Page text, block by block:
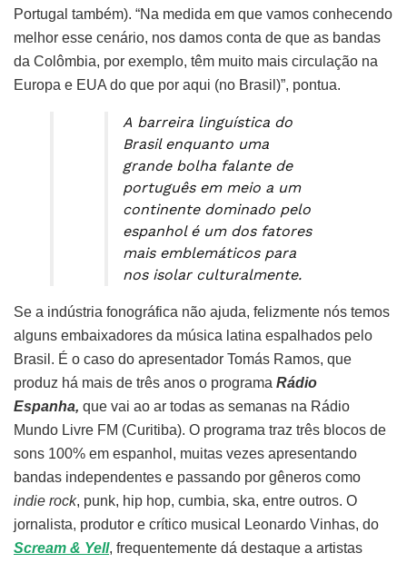
Portugal também). “Na medida em que vamos conhecendo
melhor esse cenário, nos damos conta de que as bandas
da Colômbia, por exemplo, têm muito mais circulação na
Europa e EUA do que por aqui (no Brasil)”, pontua.
A barreira linguística do
Brasil enquanto uma
grande bolha falante de
português em meio a um
continente dominado pelo
espanhol é um dos fatores
mais emblemáticos para
nos isolar culturalmente.
Se a indústria fonográfica não ajuda, felizmente nós temos
alguns embaixadores da música latina espalhados pelo
Brasil. É o caso do apresentador Tomás Ramos, que
produz há mais de três anos o programa Rádio
Espanha, que vai ao ar todas as semanas na Rádio
Mundo Livre FM (Curitiba). O programa traz três blocos de
sons 100% em espanhol, muitas vezes apresentando
bandas independentes e passando por gêneros como
indie rock, punk, hip hop, cumbia, ska, entre outros. O
jornalista, produtor e crítico musical Leonardo Vinhas, do
Scream & Yell, frequentemente dá destaque a artistas